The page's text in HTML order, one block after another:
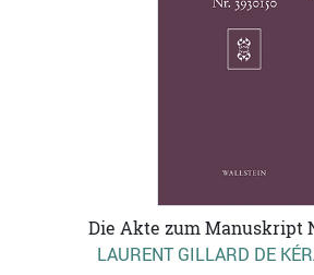
Die Akte zum Manuskript
LAURENT GILLARD DE